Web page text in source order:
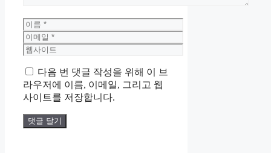
이
름
이
메
웹
이
트
다음 번 댓글 작성을 위해 이 브
라우저에 이름, 이메일, 그리고 웹
사이트를 저장합니다.